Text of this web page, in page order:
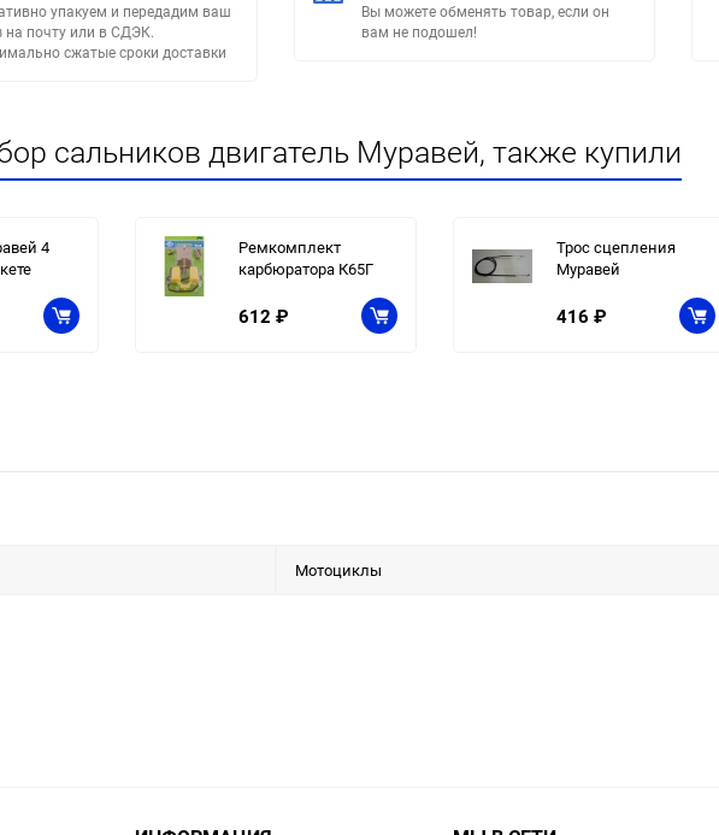
упакуем и передадим ваш
на почту или в СДЭК.
сжатые сроки доставки
Вы можете обменять товар, если он
вам не подошел!
сальников двигатель Муравей, также купили
4
Ремкомплект
карбюратора К65Г
612 ₽
Трос сцепления
Муравей
416 ₽
Мотоциклы